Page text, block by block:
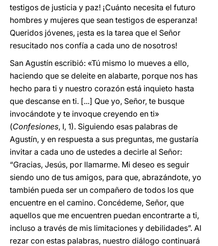
testigos de justicia y paz! ¡Cuánto necesita el futuro
hombres y mujeres que sean testigos de esperanza!
Queridos jóvenes, ¡esta es la tarea que el Señor
resucitado nos confía a cada uno de nosotros!
San Agustín escribió: «Tú mismo lo mueves a ello,
haciendo que se deleite en alabarte, porque nos has
hecho para ti y nuestro corazón está inquieto hasta
que descanse en ti. [...] Que yo, Señor, te busque
invocándote y te invoque creyendo en ti»
(Confesiones, I, 1). Siguiendo esas palabras de
Agustín, y en respuesta a sus preguntas, me gustaría
invitar a cada uno de ustedes a decirle al Señor:
“Gracias, Jesús, por llamarme. Mi deseo es seguir
siendo uno de tus amigos, para que, abrazándote, yo
también pueda ser un compañero de todos los que
encuentre en el camino. Concédeme, Señor, que
aquellos que me encuentren puedan encontrarte a ti,
incluso a través de mis limitaciones y debilidades”. Al
rezar con estas palabras, nuestro diálogo continuará